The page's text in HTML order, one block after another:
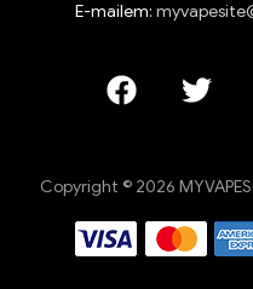
E-mailem:
Copyright © 2026